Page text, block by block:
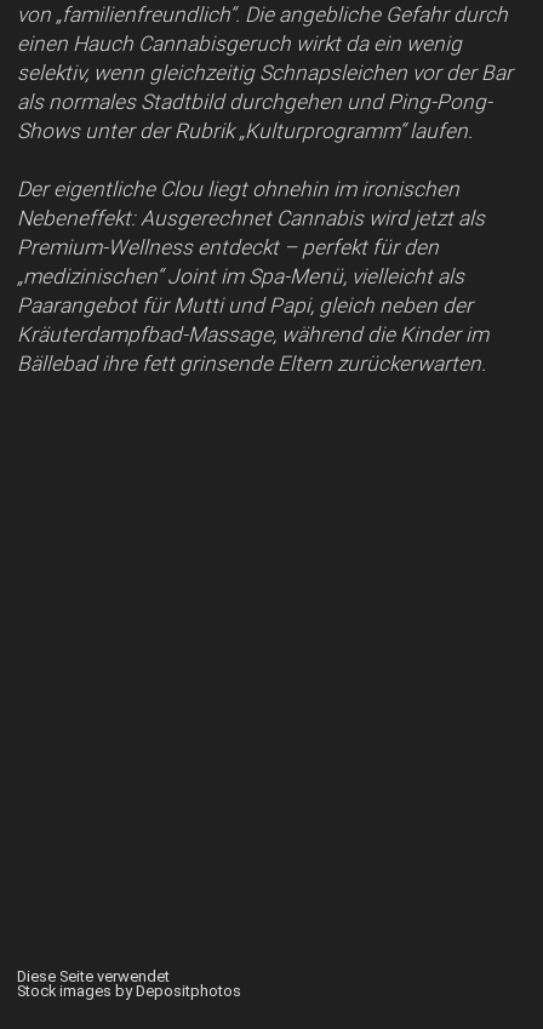
von „familienfreundlich“. Die angebliche Gefahr durch
einen Hauch Cannabisgeruch wirkt da ein wenig
selektiv, wenn gleichzeitig Schnapsleichen vor der Bar
als normales Stadtbild durchgehen und Ping-Pong-
Shows unter der Rubrik „Kulturprogramm“ laufen.
Der eigentliche Clou liegt ohnehin im ironischen
Nebeneffekt: Ausgerechnet Cannabis wird jetzt als
Premium-Wellness entdeckt – perfekt für den
„medizinischen“ Joint im Spa-Menü, vielleicht als
Paarangebot für Mutti und Papi, gleich neben der
Kräuterdampfbad-Massage, während die Kinder im
Bällebad ihre fett grinsende Eltern zurückerwarten.
Diese Seite verwendet
Stock images by Depositphotos